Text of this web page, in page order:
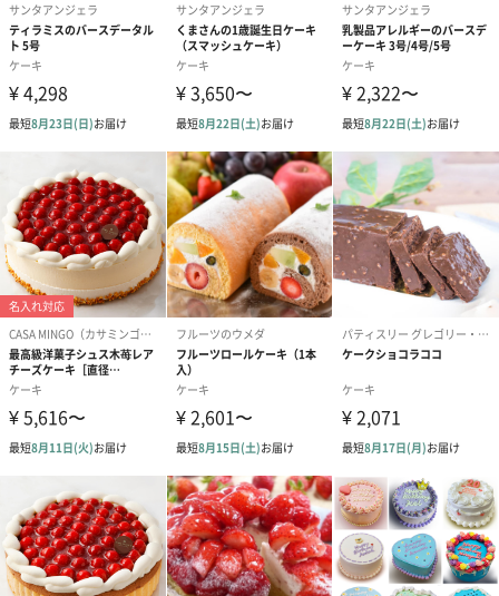
幅200mm×奥行200mm×高さ45mm
本体重量
＜6号／5～6人分サイズ＞
＜7号／6～7人分サイズ＞
1075g
パッケージ内
同梱物
メッセージチョコプレート
5本入りキャンドル
ケーキのお召し上がり方説明書
パッケージ外
装
直方体紙箱
パッケージサ
イズ
＜6号／5～6人分サイズ＞
幅221mm×奥行221mm×高さ120mm
＜7号／6～7人分サイズ＞
幅250mm×奥行250mm×高さ135mm
全体重量
1075g
＜7号／6～7人分サイズ＞
1440g
製造国（製造
県）
日本（埼玉県）
保存方法
冷凍-18℃以下で保存